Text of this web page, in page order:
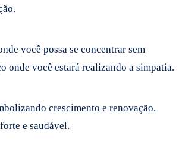
você possa se concentrar sem
onde você estará realizando a simpatia.
crescimento e renovação.
e saudável.